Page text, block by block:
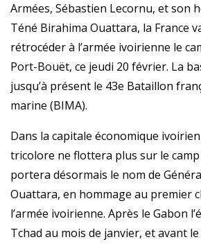
Armées, Sébastien Lecornu, et son
Téné Birahima Ouattara, la France
rétrocéder à l’armée ivoirienne le
Port-Bouët, ce jeudi 20 février. La
jusqu’à présent le 43e Bataillon
marine (BIMA).
Dans la capitale économique
tricolore ne flottera plus sur le
portera désormais le nom de
Ouattara, en hommage au premier
l’armée ivoirienne. Après le Gabon
Tchad au mois de janvier, et avant